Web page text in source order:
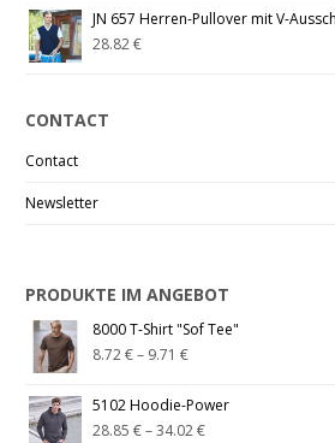
JN 657 Herren-Pullover mit V-
28.82€
CONTACT
Contact
Newsletter
PRODUKTE IM ANGEBOT
8000 T-Shirt "Sof Tee"
8.72€– 9.71€
5102 Hoodie-Power
28.85€–34.02€